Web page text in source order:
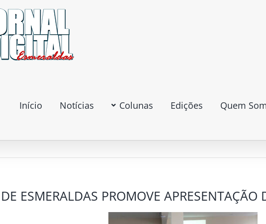
Início Notícias Colunas Edições Quem
ESMERALDAS PROMOVE